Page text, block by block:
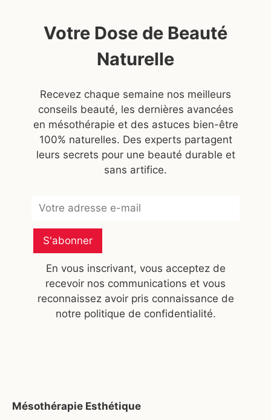
Votre Dose de Beauté
Naturelle
Recevez chaque semaine nos meilleurs
conseils beauté, les dernières avancées
en mésothérapie et des astuces bien-être
100% naturelles. Des experts partagent
leurs secrets pour une beauté durable et
sans artifice.
S'abonner
En vous inscrivant, vous acceptez de
recevoir nos communications et vous
reconnaissez avoir pris connaissance de
notre politique de confidentialité.
Mésothérapie Esthétique